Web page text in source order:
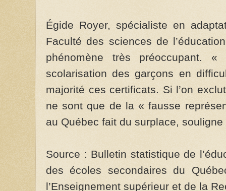
Égide Royer, spécialiste en
Faculté des sciences de
phénomène très préoccupant.
scolarisation des garçons en
majorité ces certificats. Si l’on
ne sont que de la « fausse
au Québec fait du surplace,
Source : Bulletin statistique de
des écoles secondaires du
l’Enseignement supérieur et de la